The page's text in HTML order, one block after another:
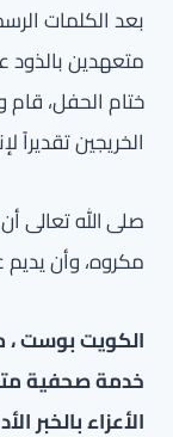
بعد الكلمات
متعهدين
ختام الحفل،
الخريجين تقديراً
صلى الله تعالى
مكروه، وأن يديم
الكويت بوست ،
خدمة صحفية
الأعزاء بالخبر